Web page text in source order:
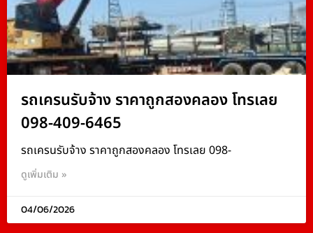
รถเครนรับจ้าง ราคาถูกสองคลอง โทรเลย
098-409-6465
รถเครนรับจ้าง ราคาถูกสองคลอง โทรเลย 098-
ดูเพิ่มเติม »
04/06/2026